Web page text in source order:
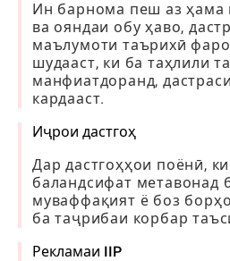
Ин барнома пеш аз ҳама
ва ояндаи обу ҳаво,
маълумоти таърихӣ
шудааст, ки ба таҳлили
манфиатдоранд,
кардааст.
Иҷрои дастгоҳ
Дар дастгоҳҳои поёнӣ,
баландсифат метавонад
муваффақият ё боз
ба таҷрибаи корбар
Рекламаи IIP